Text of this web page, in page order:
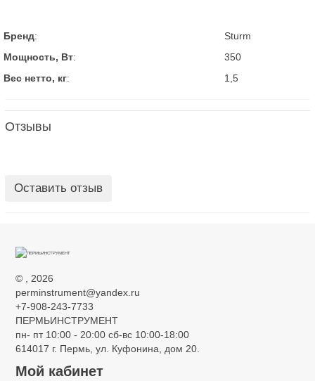
Бренд:
Sturm
Мощность, Вт:
350
Вес нетто, кг: 1,5
Отзывы
Оставить отзыв
©
, 2026
perminstrument@yandex.ru
+7-908-243-7733
ПЕРМЬИНСТРУМЕНТ
пн- пт 10:00 - 20:00 сб-вс 10:00-18:00
614017 г. Пермь, ул. Куфонина, дом 20.
Мой кабинет